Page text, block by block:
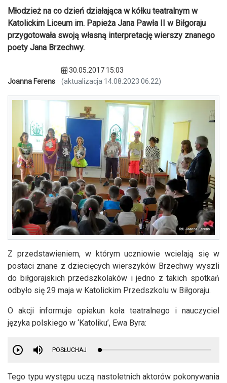
Młodzież na co dzień działająca w kółku teatralnym w
Katolickim Liceum im. Papieża Jana Pawła II w Biłgoraju
przygotowała swoją własną interpretację wierszy znanego
poety Jana Brzechwy.
Joanna Ferens
30.05.2017 15:03
(aktualizacja 14.08.2023 06:22)
Z przedstawieniem, w którym uczniowie wcielają się w
postaci znane z dziecięcych wierszyków Brzechwy wyszli
do biłgorajskich przedszkolaków i jedno z takich spotkań
odbyło się 29 maja w Katolickim Przedszkolu w Biłgoraju.
O akcji informuje opiekun koła teatralnego i nauczyciel
języka polskiego w ‘Katoliku’, Ewa Byra:
POSŁUCHAJ
Tego typu występu uczą nastoletnich aktorów pokonywania